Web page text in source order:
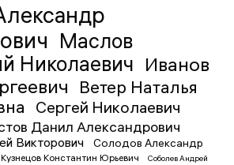
Маслов
Николаевич Иванов
Ветер Наталья
Сергей Николаевич
Данил Александрович
Викторович
Солодов Александр
Кузнецов Константин Юрьевич
Соболев Андрей